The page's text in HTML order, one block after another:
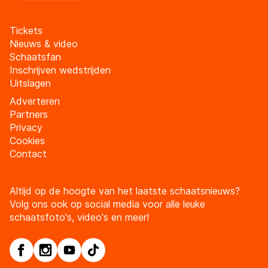
Tickets
Nieuws & video
Schaatsfan
Inschrijven wedstrijden
Uitslagen
Adverteren
Partners
Privacy
Cookies
Contact
Altijd op de hoogte van het laatste schaatsnieuws?
Volg ons ook op social media voor alle leuke
schaatsfoto's, video's en meer!